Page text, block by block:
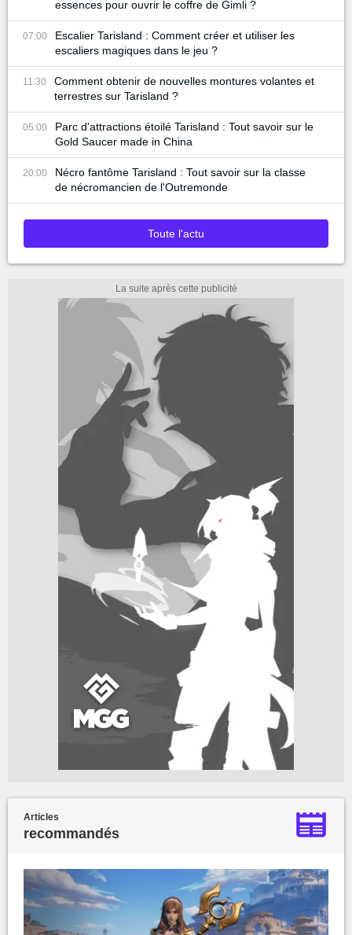
essences pour ouvrir le coffre de Gimli ?
07:00
Escalier Tarisland : Comment créer et utiliser les
escaliers magiques dans le jeu ?
11:30
Comment obtenir de nouvelles montures volantes et
terrestres sur Tarisland ?
05:00
Parc d'attractions étoilé Tarisland : Tout savoir sur le
Gold Saucer made in China
20:00
Nécro fantôme Tarisland : Tout savoir sur la classe
de nécromancien de l'Outremonde
Toute l'actu
Articles
recommandés